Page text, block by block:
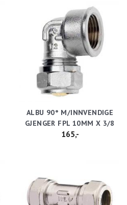
ALBU 90° M/INNVENDIGE
GJENGER FPL 10MM X 3/8
165,-